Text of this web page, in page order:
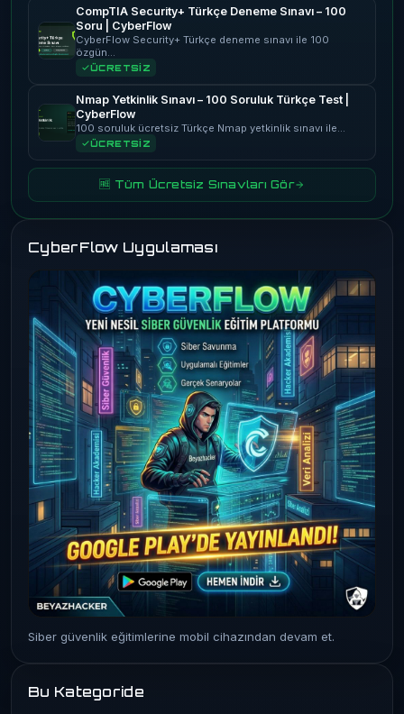
CompTIA Security+ Türkçe Deneme Sınavı – 100
Soru | CyberFlow
CyberFlow Security+ Türkçe deneme sınavı ile 100
özgün…
ÜCRETSİZ
Nmap Yetkinlik Sınavı – 100 Soruluk Türkçe Test |
CyberFlow
100 soruluk ücretsiz Türkçe Nmap yetkinlik sınavı ile…
ÜCRETSİZ
🆓 Tüm Ücretsiz Sınavları Gör
CyberFlow Uygulaması
Siber güvenlik eğitimlerine mobil cihazından devam et.
Bu Kategoride